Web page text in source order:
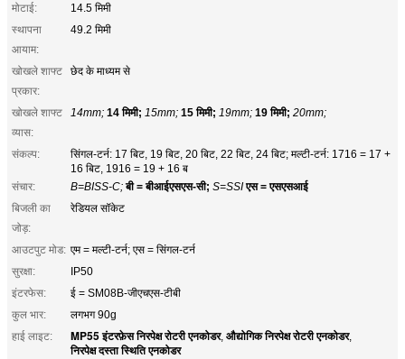
मोटाई:
14.5 मिमी
स्थापना
आयाम:
49.2 मिमी
खोखले शाफ्ट
प्रकार:
छेद के माध्यम से
खोखले शाफ्ट
व्यास:
14mm; 14 मिमी; 15mm; 15 मिमी; 19mm; 19 मिमी; 20mm;
संकल्प:
सिंगल-टर्न: 17 बिट, 19 बिट, 20 बिट, 22 बिट, 24 बिट; मल्टी-टर्न: 1716 = 17 +
16 बिट, 1916 = 19 + 16 ब
संचार:
B=BISS-C; बी = बीआईएसएस-सी; S=SSI एस = एसएसआई
बिजली का
जोड़:
रेडियल सॉकेट
आउटपुट मोड: एम = मल्टी-टर्न; एस = सिंगल-टर्न
सुरक्षा:
IP50
इंटरफेस:
ई = SM08B-जीएचएस-टीबी
कुल भार:
लगभग 90g
हाई लाइट:
MP55 इंटरफ़ेस निरपेक्ष रोटरी एनकोडर, औद्योगिक निरपेक्ष रोटरी एनकोडर,
निरपेक्ष दस्ता स्थिति एनकोडर